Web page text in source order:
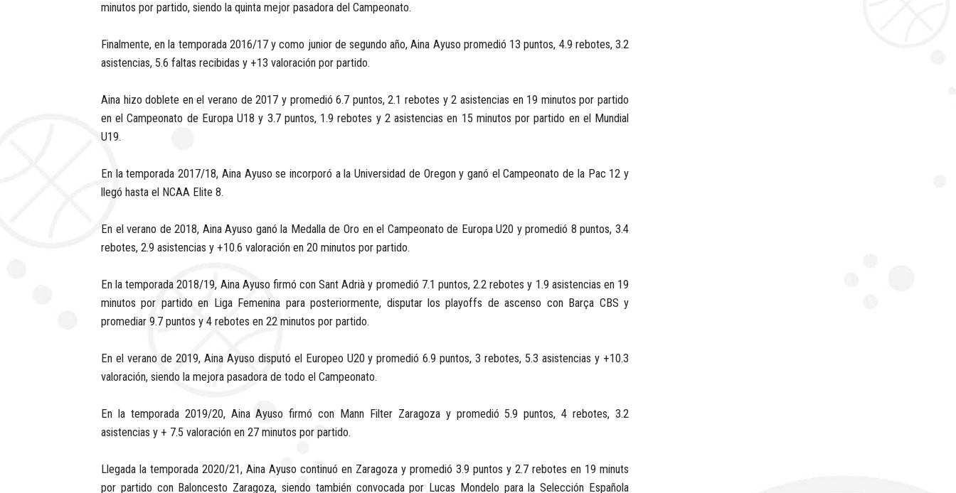
minutos por partido, siendo la quinta mejor pasadora del Campeonato.
Finalmente, en la temporada 2016/17 y como junior de segundo año, Aina Ayuso promedió 13 puntos, 4.9 rebotes, 3.2
asistencias, 5.6 faltas recibidas y +13 valoración por partido.
Aina hizo doblete en el verano de 2017 y promedió 6.7 puntos, 2.1 rebotes y 2 asistencias en 19 minutos por partido
en el Campeonato de Europa U18 y 3.7 puntos, 1.9 rebotes y 2 asistencias en 15 minutos por partido en el Mundial
U19.
En la temporada 2017/18, Aina Ayuso se incorporó a la Universidad de Oregon y ganó el Campeonato de la Pac 12 y
llegó hasta el NCAA Elite 8.
En el verano de 2018, Aina Ayuso ganó la Medalla de Oro en el Campeonato de Europa U20 y promedió 8 puntos, 3.4
rebotes, 2.9 asistencias y +10.6 valoración en 20 minutos por partido.
En la temporada 2018/19, Aina Ayuso firmó con Sant Adrià y promedió 7.1 puntos, 2.2 rebotes y 1.9 asistencias en 19
minutos por partido en Liga Femenina para posteriormente, disputar los playoffs de ascenso con Barça CBS y
promediar 9.7 puntos y 4 rebotes en 22 minutos por partido.
En el verano de 2019, Aina Ayuso disputó el Europeo U20 y promedió 6.9 puntos, 3 rebotes, 5.3 asistencias y +10.3
valoración, siendo la mejora pasadora de todo el Campeonato.
En la temporada 2019/20, Aina Ayuso firmó con Mann Filter Zaragoza y promedió 5.9 puntos, 4 rebotes, 3.2
asistencias y + 7.5 valoración en 27 minutos por partido.
Llegada la temporada 2020/21, Aina Ayuso continuó en Zaragoza y promedió 3.9 puntos y 2.7 rebotes en 19 minuts
por partido con Baloncesto Zaragoza, siendo también convocada por Lucas Mondelo para la Selección Española